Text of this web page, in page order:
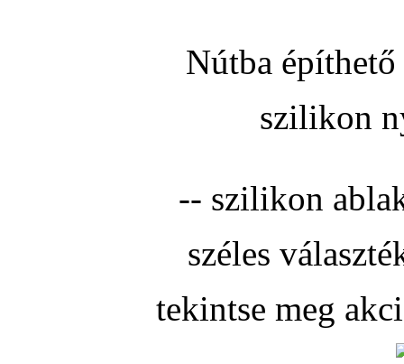
Nútba
szilikon
-- szilikon
széles
tekintse meg